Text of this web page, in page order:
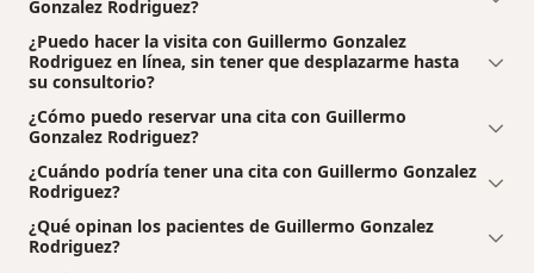
Gonzalez Rodriguez?
¿Puedo hacer la visita con Guillermo Gonzalez
Rodriguez en línea, sin tener que desplazarme hasta
su consultorio?
¿Cómo puedo reservar una cita con Guillermo
Gonzalez Rodriguez?
¿Cuándo podría tener una cita con Guillermo Gonzalez
Rodriguez?
¿Qué opinan los pacientes de Guillermo Gonzalez
Rodriguez?